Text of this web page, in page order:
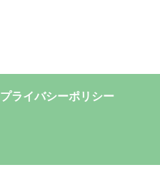
プライバシーポリシー